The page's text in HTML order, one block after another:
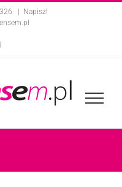
Napisz!
Instagram